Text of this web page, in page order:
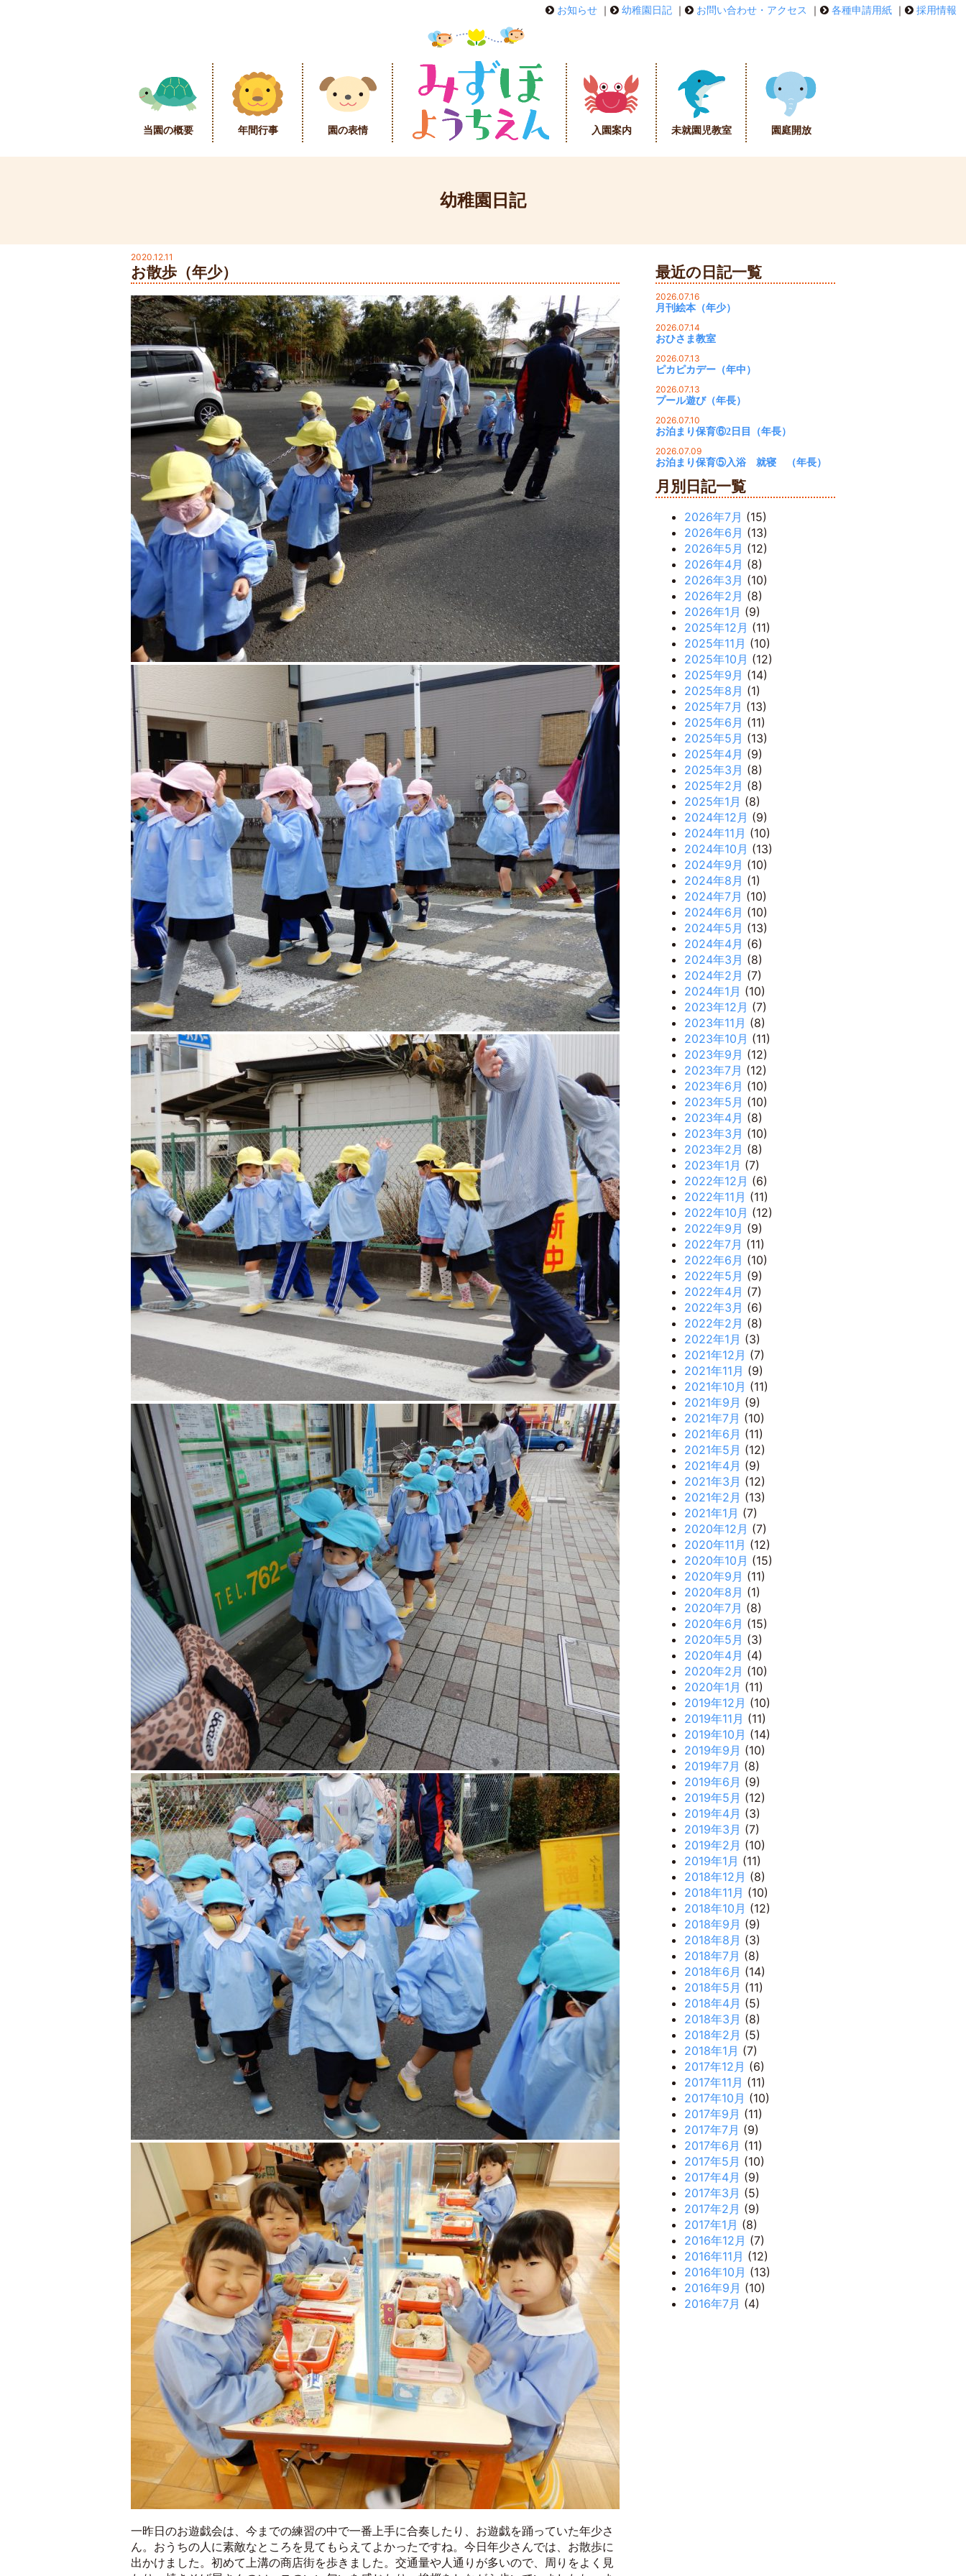
お知らせ｜ 幼稚園日記｜ お問い合わせ・アクセス ｜ 各種申請用紙｜ 採用情報
当園の概要 年間行事 園の表情 入園案内 未就園児教室 園庭開放
幼稚園日記
2020.12.11
お散歩（年少）
一昨日のお遊戯会は、今までの練習の中で一番上手に合奏したり、お遊戯を踊っていた年少さ
ん。おうちの人に素敵なところを見てもらえてよかったですね。今日年少さんでは、お散歩に
出かけました。初めて上溝の商店街を歩きました。交通量や人通りが多いので、周りをよく見
最近の日記一覧
2026.07.16
月刊絵本（年少）
2026.07.14
おひさま教室
2026.07.13
ピカピカデー（年中）
2026.07.13
プール遊び（年長）
2026.07.10
お泊まり保育⑥2日目（年長）
2026.07.09
お泊まり保育⑤入浴 就寝 （年長）
月別日記一覧
2026年7月 (15)
2026年6月 (13)
2026年5月 (12)
2026年4月 (8)
2026年3月 (10)
2026年2月 (8)
2026年1月 (9)
2025年12月 (11)
2025年11月 (10)
2025年10月 (12)
2025年9月 (14)
2025年8月 (1)
2025年7月 (13)
2025年6月 (11)
2025年5月 (13)
2025年4月 (9)
2025年3月 (8)
2025年2月 (8)
2025年1月 (8)
2024年12月 (9)
2024年11月 (10)
2024年10月 (13)
2024年9月 (10)
2024年8月 (1)
2024年7月 (10)
2024年6月 (10)
2024年5月 (13)
2024年4月 (6)
2024年3月 (8)
2024年2月 (7)
2024年1月 (10)
2023年12月 (7)
2023年11月 (8)
2023年10月 (11)
2023年9月 (12)
2023年7月 (12)
2023年6月 (10)
2023年5月 (10)
2023年4月 (8)
2023年3月 (10)
2023年2月 (8)
2023年1月 (7)
2022年12月 (6)
2022年11月 (11)
2022年10月 (12)
2022年9月 (9)
2022年7月 (11)
2022年6月 (10)
2022年5月 (9)
2022年4月 (7)
2022年3月 (6)
2022年2月 (8)
2022年1月 (3)
2021年12月 (7)
2021年11月 (9)
2021年10月 (11)
2021年9月 (9)
2021年7月 (10)
2021年6月 (11)
2021年5月 (12)
2021年4月 (9)
2021年3月 (12)
2021年2月 (13)
2021年1月 (7)
2020年12月 (7)
2020年11月 (12)
2020年10月 (15)
2020年9月 (11)
2020年8月 (1)
2020年7月 (8)
2020年6月 (15)
2020年5月 (3)
2020年4月 (4)
2020年2月 (10)
2020年1月 (11)
2019年12月 (10)
2019年11月 (11)
2019年10月 (14)
2019年9月 (10)
2019年7月 (8)
2019年6月 (9)
2019年5月 (12)
2019年4月 (3)
2019年3月 (7)
2019年2月 (10)
2019年1月 (11)
2018年12月 (8)
2018年11月 (10)
2018年10月 (12)
2018年9月 (9)
2018年8月 (3)
2018年7月 (8)
2018年6月 (14)
2018年5月 (11)
2018年4月 (5)
2018年3月 (8)
2018年2月 (5)
2018年1月 (7)
2017年12月 (6)
2017年11月 (11)
2017年10月 (10)
2017年9月 (11)
2017年7月 (9)
2017年6月 (11)
2017年5月 (10)
2017年4月 (9)
2017年3月 (5)
2017年2月 (9)
2017年1月 (8)
2016年12月 (7)
2016年11月 (12)
2016年10月 (13)
2016年9月 (10)
2016年7月 (4)